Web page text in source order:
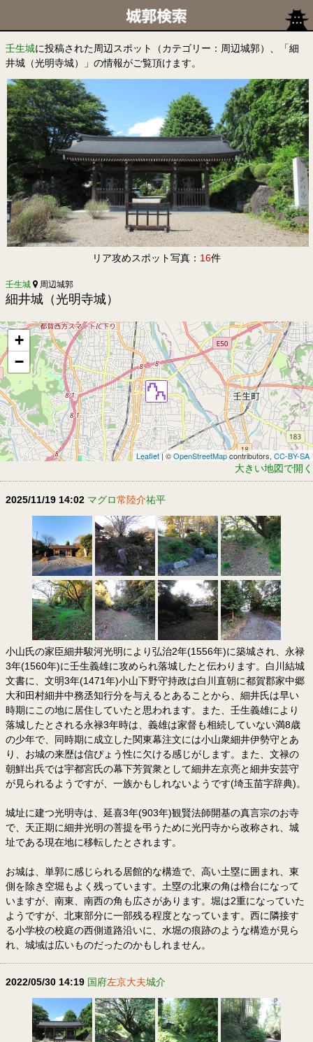
壬生城に投稿された周辺スポット（カテゴリー：周辺城郭）、「細
井城（光明寺城）」の情報がご覧頂けます。
リア攻めスポット写真： 16件
壬生城 周辺城郭
細井城（光明寺城）
+
−
Leaflet| ©OpenStreetMapcontributors, CC-BY-SA
大きい地図で開く
2025/11/19 14:02 マグロ常陸介祐平
小山氏の家臣細井駿河光明により弘治2年(1556年)に築城され、永禄
3年(1560年)に壬生義雄に攻められ落城したと伝わります。白川結城
文書に、文明3年(1471年)小山下野守持政は白川直朝に都賀郡家中郷
大和田村細井中務丞知行分を与えるとあることから、細井氏は早い
時期にこの地に居住していたと思われます。また、壬生義雄により
落城したとされる永禄3年時は、義雄は家督も相続していない満8歳
の少年で、同時期に成立した関東幕注文には小山衆細井伊勢守とあ
り、お城の来歴は信ぴょう性に欠ける感じがします。また、文禄の
朝鮮出兵では宇都宮氏の幕下芳賀衆として細井左京亮と細井安芸守
が見られるようですが、一族かもしれないようです(埼玉苗字辞典)。
城址に建つ光明寺は、延喜3年(903年)観賢法師開基の真言宗のお寺
で、天正期に細井光明の菩提を弔うために光円寺から改称され、城
址である現在地に移転したとされます。
お城は、単郭に感じられる居館的な構造で、高い土塁に囲まれ、東
側を除き空堀もよく残っています。土塁の北東の角は櫓台になって
いますが、南東、南西の角も広さがあります。堀は2重になっていた
ようですが、北東部分に一部残る程度となっています。西に隣接す
る小学校の校庭の西側道路沿いに、水堀の痕跡のような構造が見ら
れ、城域は広いものだったのかもしれません。
2022/05/30 14:19 国府左京大夫城介